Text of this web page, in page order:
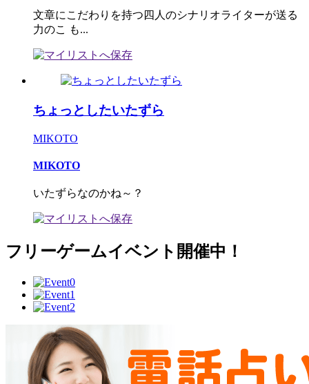
文章にこだわりを持つ四人のシナリオライターが送る
力のこ も...
ちょっとしたいたずら
MIKOTO
MIKOTO
いたずらなのかね～？
フリーゲームイベント開催中！